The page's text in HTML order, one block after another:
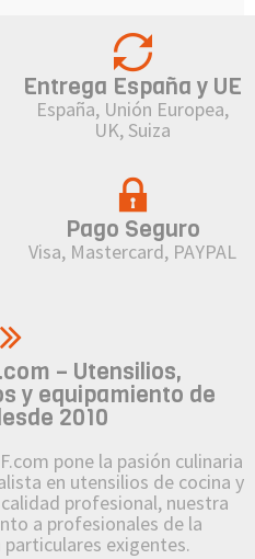
Entrega España y UE
España, Unión Europea,
UK, Suiza
Pago Seguro
Visa, Mastercard, PAYPAL
– Utensilios,
y equipamiento de
2010
pone la pasión culinaria
en utensilios de cocina y
profesional, nuestra
a profesionales de la
exigentes.